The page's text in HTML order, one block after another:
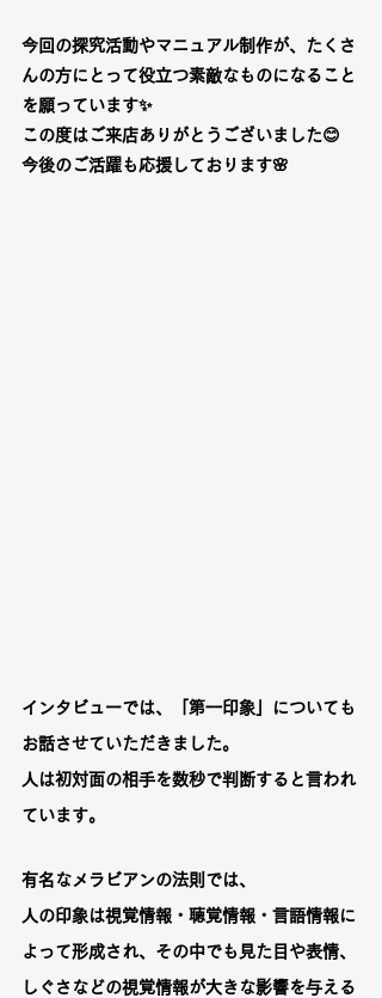
今回の探究活動やマニュアル制作が、たくさ
んの方にとって役立つ素敵なものになること
を願っています✨
この度はご来店ありがとうございました😊
今後のご活躍も応援しております🌸
インタビューでは、「第一印象」についても
お話させていただきました。
人は初対面の相手を数秒で判断すると言われ
ています。
有名なメラビアンの法則では、
人の印象は視覚情報・聴覚情報・言語情報に
よって形成され、その中でも見た目や表情、
しぐさなどの視覚情報が大きな影響を与える